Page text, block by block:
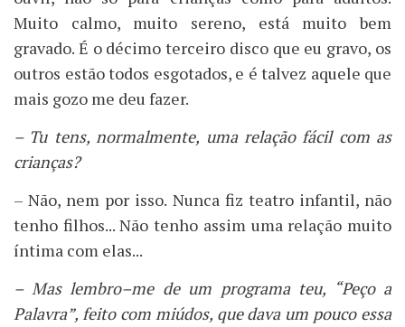
Muito calmo, muito sereno, está muito bem
gravado. É o décimo terceiro disco que eu gravo, os
outros estão todos esgotados, e é talvez aquele que
mais gozo me deu fazer.
– Tu tens, normalmente, uma relação fácil com as
crianças?
– Não, nem por isso. Nunca fiz teatro infantil, não
tenho filhos... Não tenho assim uma relação muito
íntima com elas...
– Mas lembro–me de um programa teu, “Peço a
Palavra”, feito com miúdos, que dava um pouco essa